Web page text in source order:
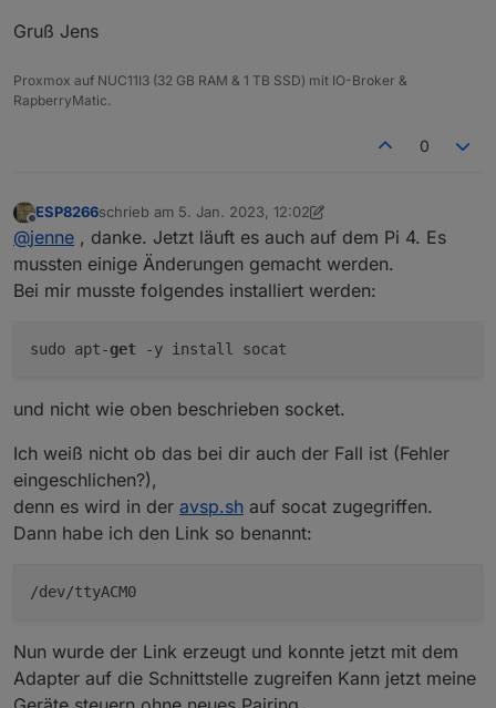
Gruß Jens
Proxmox auf NUC11I3 (32 GB RAM & 1 TB SSD) mit IO-Broker &
RapberryMatic.
0
Offline
ESP8266schrieb am 5. Jan. 2023, 12:02
zuletzt editiert von ESP82661. Juni 2023, 16:34
@jenne , danke. Jetzt läuft es auch auf dem Pi 4. Es
mussten einige Änderungen gemacht werden.
Bei mir musste folgendes installiert werden:
sudo apt-get
und nicht wie oben beschrieben socket.
Ich weiß nicht ob das bei dir auch der Fall ist (Fehler
eingeschlichen?),
denn es wird in der avsp.sh auf socat zugegriffen.
Dann habe ich den Link so benannt:
/dev/ttyACM0
Nun wurde der Link erzeugt und konnte jetzt mit dem
Adapter auf die Schnittstelle zugreifen Kann jetzt meine